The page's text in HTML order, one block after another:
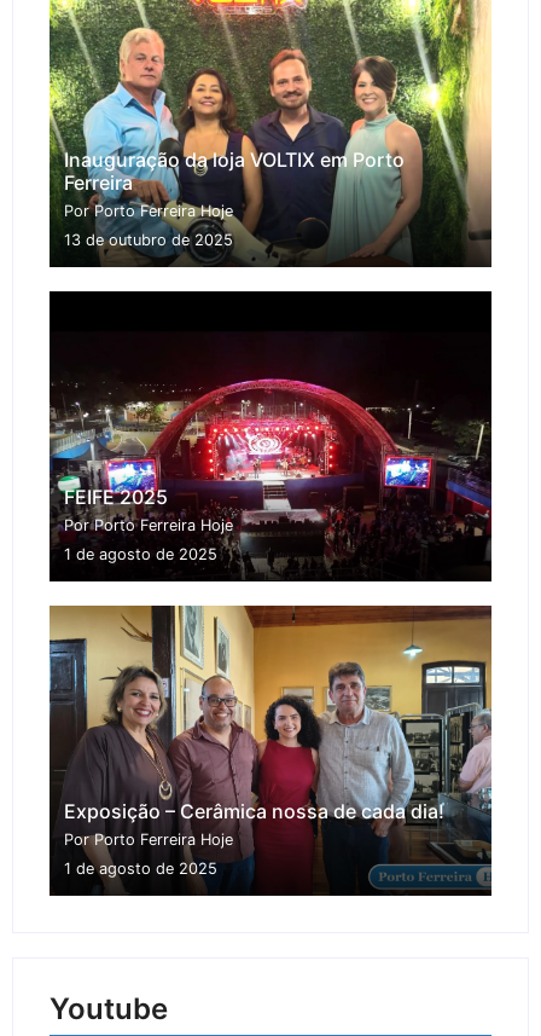
Inauguração da loja VOLTIX em Porto
Ferreira
Por Porto Ferreira Hoje
13 de outubro de 2025
FEIFE 2025
Por Porto Ferreira Hoje
1 de agosto de 2025
Exposição – Cerâmica nossa de cada dia!
Por Porto Ferreira Hoje
1 de agosto de 2025
Youtube